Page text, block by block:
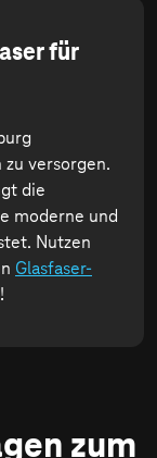
für
zu versorgen.
die
moderne und
Nutzen
Glasfaser-
zum